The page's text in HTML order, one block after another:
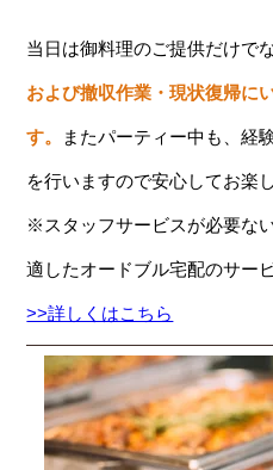
当日は御料理のご提供だけで
および撤収作業・現状復帰に
す。 またパーティー中も、経
を行いますので安心してお楽
※スタッフサービスが必要な
適したオードブル宅配のサー
>>詳しくはこちら